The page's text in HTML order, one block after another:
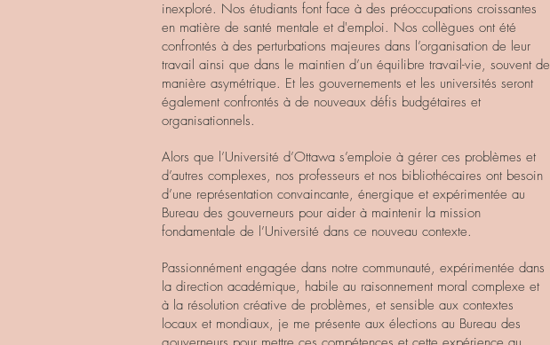
inexploré. Nos étudiants font face à des préoccupations croissantes
en matière de santé mentale et d'emploi. Nos collègues ont été
confrontés à des perturbations majeures dans l’organisation de leur
travail ainsi que dans le maintien d’un équilibre travail-vie, souvent de
manière asymétrique. Et les gouvernements et les universités seront
également confrontés à de nouveaux défis budgétaires et
organisationnels.
Alors que l’Université d’Ottawa s’emploie à gérer ces problèmes et
d’autres complexes, nos professeurs et nos bibliothécaires ont besoin
d’une représentation convaincante, énergique et expérimentée au
Bureau des gouverneurs pour aider à maintenir la mission
fondamentale de l’Université dans ce nouveau contexte.
Passionnément engagée dans notre communauté, expérimentée dans
la direction académique, habile au raisonnement moral complexe et
à la résolution créative de problèmes, et sensible aux contextes
locaux et mondiaux, je me présente aux élections au Bureau des